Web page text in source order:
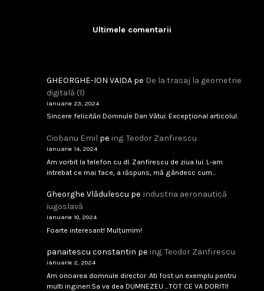
Industria de Apărare: De la Silozuri Rigide la Ec
Analfabetism Strategic
Ultimele comentarii
GHEORGHE-ION VAIDApe De la trasaj la geometrie
digitală (1)
ianuarie 23, 2024
Sincere felicitări Domnule Dan Vătui. Excepțional articolul.
Ciobanu Emil pe ing. Teodor Zanfirescu
ianuarie 14, 2024
Am vorbit la telefon cu dl. Zanfirescu de ziua lui. L-am
intrebat ce mai face, a răspuns, mă gândesc cum…
Gheorghe Vlădulescu pe Industria aeronautică
iugoslavă
ianuarie 10, 2024
Foarte interesant! Mulțumim!
panaitescu constantin pe ing. Teodor Zanfirescu
ianuarie 2, 2024
Am onoarea domnule director .Ati fost un exemplu pentru
multi ingineri.Sa va dea DUMNEZEU ...TOT CE VA DORITI!